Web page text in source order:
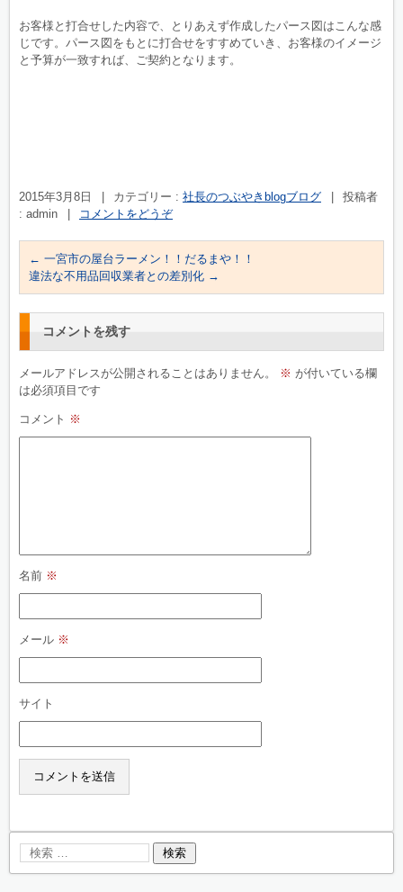
お客様と打合せした内容で、とりあえず作成したパース図はこんな感
じです。パース図をもとに打合せをすすめていき、お客様のイメージ
と予算が一致すれば、ご契約となります。
2015年3月8日 カテゴリー : 社長のつぶやきblogブログ
投稿者
: admin
コメントをどうぞ
← 一宮市の屋台ラーメン！！だるまや！！
違法な不用品回収業者との差別化 →
コメントを残す
メールアドレスが公開されることはありません。 ※ が付いている欄
は必須項目です
コメント ※
名前 ※
メール ※
サイト